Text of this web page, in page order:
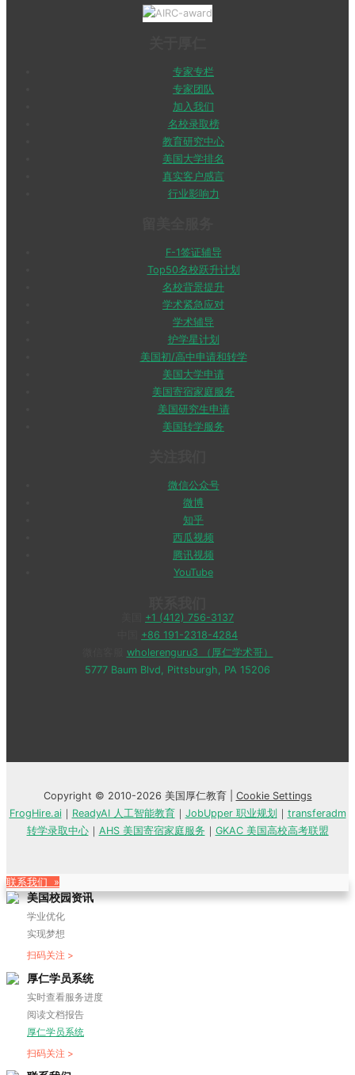
专家专栏
专家团队
加入我们
名校录取榜
教育研究中心
美国大学排名
真实客户感言
行业影响力
F-1签证辅导
Top50名校跃升计划
名校背景提升
学术紧急应对
学术辅导
护学星计划
美国初/高中申请和转学
美国大学申请
美国寄宿家庭服务
美国研究生申请
美国转学服务
微信公众号
微博
知乎
西瓜视频
腾讯视频
YouTube
+1 (412) 756-3137
+86 191-2318-4284
wholerenguru3 （厚仁学术哥）
5777 Baum Blvd, Pittsburgh, PA 15206
Copyright © 2010-2026 美国厚仁教育 | Cookie Settings
FrogHire.ai｜ ReadyAI 人工智能教育｜ JobUpper 职业规划 ｜ transferadm
转学录取中心｜ AHS 美国寄宿家庭服务 ｜ GKAC 美国高校高考联盟
联系我们 »
美国校园资讯
学业优化
实现梦想
扫码关注 >
厚仁学员系统
实时查看服务进度
阅读文档报告
厚仁学员系统
扫码关注 >